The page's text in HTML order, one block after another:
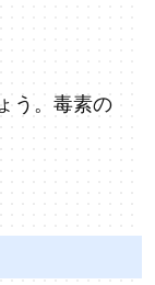
う。毒素の